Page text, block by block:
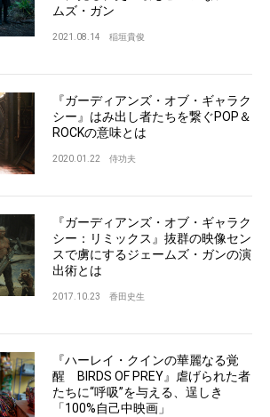
ムズ・ガン
2021.08.14 稲垣貴俊
『ガーディアンズ・オブ・ギャラク
シー』はみ出し者たちを繋ぐPOP＆
ROCKの意味とは
2020.01.22 侍功夫
『ガーディアンズ・オブ・ギャラク
シー：リミックス』抜群の映像セン
スで虜にするジェームズ・ガンの演
出術とは
2017.10.23 香田史生
『ハーレイ・クインの華麗なる覚
醒 BIRDS OF PREY』虐げられた者
たちに“呼吸”を与える、逞しき
「100%自己中映画」